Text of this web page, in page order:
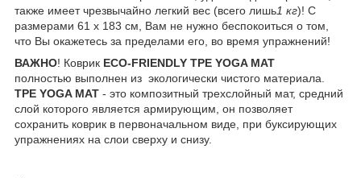
также имеет чрезвычайно легкий вес (всего лишь1 кг)! С
размерами 61 х 183 см, Вам не нужно беспокоиться о том,
что Вы окажетесь за пределами его, во время упражнений!
ВАЖНО! Коврик ECO-FRIENDLY TPE​ YOGA MAT
полностью выполнен из экологически чистого материала.
TPE​ YOGA MAT - это композитный трехслойный мат, средний
слой которого является армирующим, он позволяет
сохранить коврик в первоначальном виде, при буксирующих
упражнениях на слои сверху и снизу.